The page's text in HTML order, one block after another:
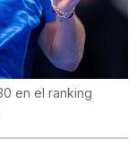
en el ranking